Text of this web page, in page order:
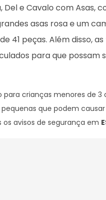
Del e Cavalo com Asas,
asas rosa e um
41 peças. Além disso,
para que possam
crianças menores de 3
que podem causar
avisos de segurança em